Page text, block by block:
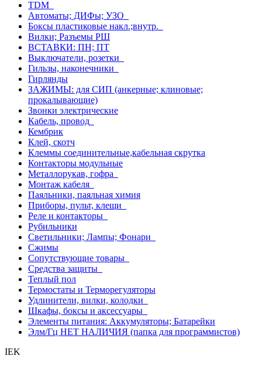
TDM
Автоматы; ДИФы; УЗО
Боксы пластиковые накл.;внутр.
Вилки; Разъемы РШ
ВСТАВКИ: ПН; ПТ
Выключатели, розетки
Гильзы, наконечники
Гирлянды
ЗАЖИМЫ: для СИП (анкерные; клиновые;
прокалывающие)
Звонки электрические
Кабель, провод
Кембрик
Клей, скотч
Клеммы соединительные,кабельная скрутка
Контакторы модульные
Металлорукав, гофра
Монтаж кабеля
Паяльники, паяльная химия
Приборы, пульт, клещи
Реле и контакторы
Рубильники
Светильники; Лампы; Фонари
Сжимы
Сопутствующие товары
Средства защиты
Теплый пол
Термостаты и Терморегуляторы
Удлинители, вилки, колодки
Шкафы, боксы и аксессуары
Элементы питания: Аккумуляторы; Батарейки
Элм/Гц НЕТ НАЛИЧИЯ (папка для программистов)
IEK